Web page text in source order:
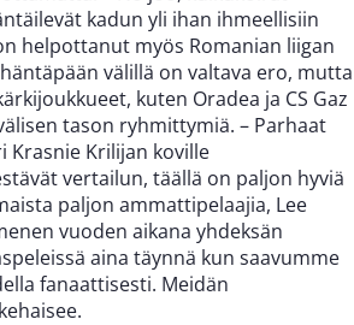
kadun yli ihan ihmeellisiin
helpottanut myös Romanian liigan
välillä on valtava ero, mutta
kuten Oradea ja CS Gaz
tason ryhmittymiä. – Parhaat
Krasnie Krilijan koville
vertailun, täällä on paljon hyviä
paljon ammattipelaajia, Lee
vuoden aikana yhdeksän
aina täynnä kun saavumme
fanaattisesti. Meidän